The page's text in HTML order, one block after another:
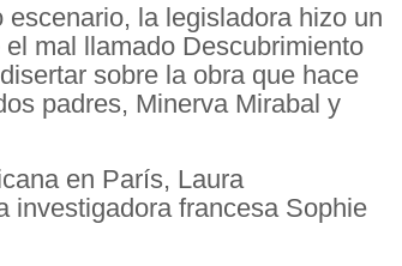
la legisladora hizo un
mal llamado Descubrimiento
sobre la obra que hace
padres, Minerva Mirabal y
en París, Laura
investigadora francesa Sophie